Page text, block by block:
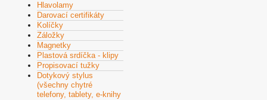
Hlavolamy
Darovací certifikáty
Kolíčky
Záložky
Magnetky
Plastová srdíčka - klipy
Propisovací tužky
Dotykový stylus
(všechny chytré
telefony, tablety, e-knihy